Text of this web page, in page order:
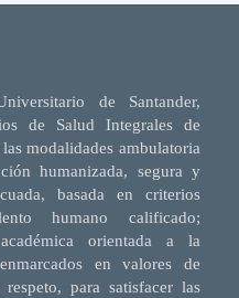
de Santander,
de Salud Integrales de
modalidades ambulatoria
humanizada, segura y
basada en criterios
humano calificado;
orientada a la
en valores de
para satisfacer las